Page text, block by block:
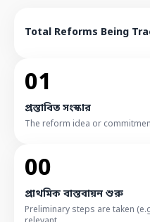
Total Reforms Being
01
প্রস্তাবিত সংস্কার
The reform idea or
00
প্রাথমিক বাস্তবায়ন শুরু
Preliminary steps are taken